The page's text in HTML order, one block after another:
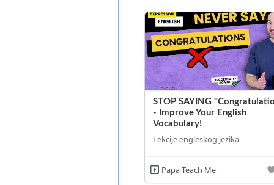
STOP SAYING
- Improve Your English
Vocabulary!
Lekcije engleskog jezika
Papa Teach Me